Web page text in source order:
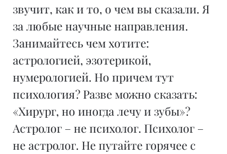
звучит, как и то, о чем вы сказали. Я
за любые научные направления.
Занимайтесь чем хотите:
астрологией, эзотерикой,
нумерологией. Но причем тут
психология? Разве можно сказать:
«Хирург, но иногда лечу и зубы»?
Астролог – не психолог. Психолог –
не астролог. Не путайте горячее с